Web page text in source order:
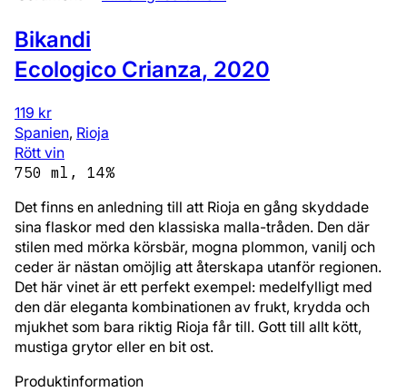
Bikandi
Ecologico Crianza, 2020
119 kr
Spanien, Rioja
Rött vin
750 ml, 14%
Det finns en anledning till att Rioja en gång skyddade
sina flaskor med den klassiska malla-tråden. Den där
stilen med mörka körsbär, mogna plommon, vanilj och
ceder är nästan omöjlig att återskapa utanför regionen.
Det här vinet är ett perfekt exempel: medelfylligt med
den där eleganta kombinationen av frukt, krydda och
mjukhet som bara riktig Rioja får till. Gott till allt kött,
mustiga grytor eller en bit ost.
Produktinformation